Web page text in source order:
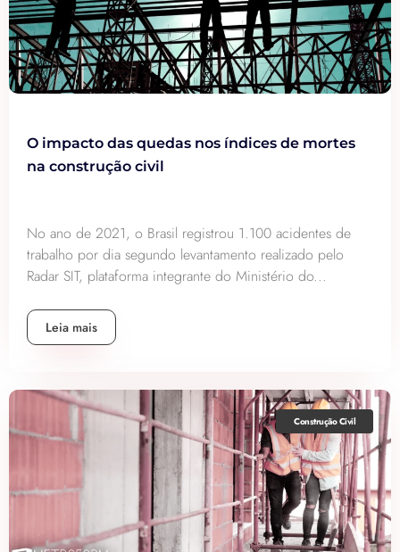
O impacto das quedas nos índices de mortes
na construção civil
No ano de 2021, o Brasil registrou 1.100 acidentes de
trabalho por dia segundo levantamento realizado pelo
Radar SIT, plataforma integrante do Ministério do...
Leia mais
Construção Civil